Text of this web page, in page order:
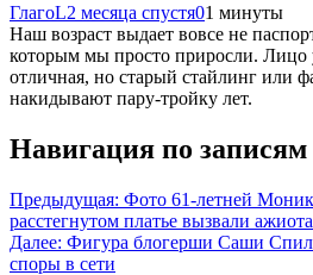
ГлагоL2 месяца спустя01 минуты
Наш возраст выдает вовсе не
которым мы просто приросли. Лицо
отличная, но старый стайлинг или
накидывают пару-тройку лет.
Навигация по записям
Предыдущая: Фото 61-летней
расстегнутом платье вызвали
Далее: Фигура блогерши Саши
споры в сети